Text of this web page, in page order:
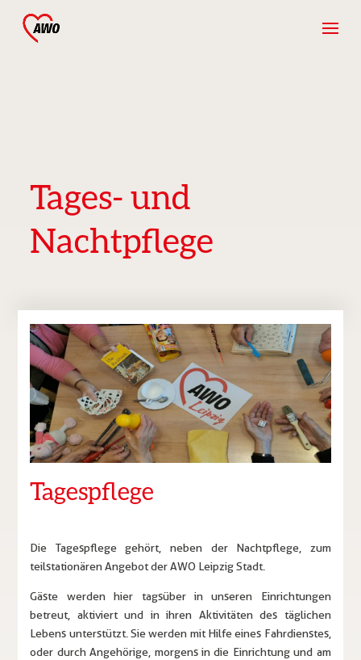
Tages- und
Nachtpflege
Tagespflege
Die Tagespflege gehört, neben der Nachtpflege, zum
teilstationären Angebot der AWO Leipzig Stadt.
Gäste werden hier tagsüber in unseren Einrichtungen
betreut, aktiviert und in ihren Aktivitäten des täglichen
Lebens unterstützt. Sie werden mit Hilfe eines Fahrdienstes,
oder durch Angehörige, morgens in die Einrichtung und am